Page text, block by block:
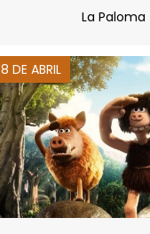
La Paloma
8 DE ABRIL